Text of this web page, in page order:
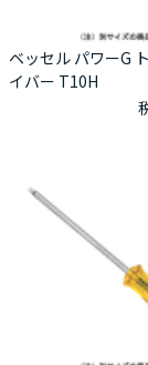
ベッセル パワーG
イバー T10H